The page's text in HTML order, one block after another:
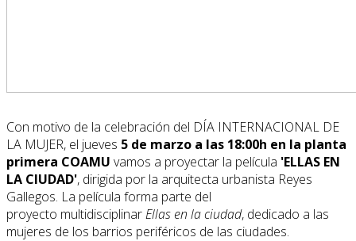
Con motivo de la celebración del DÍA INTERNACIONAL DE
LA MUJER, el jueves 5 de marzo a las 18:00h en la planta
primera COAMU vamos a proyectar la película 'ELLAS EN
LA CIUDAD', dirigida por la arquitecta urbanista Reyes
Gallegos. La película forma parte del
proyecto multidisciplinarEllas en la ciudad, dedicado a las
mujeres de los barrios periféricos de las ciudades.​ ​